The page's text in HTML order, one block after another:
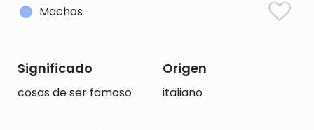
Machos
Significado
cosas de ser famoso
Origen
italiano